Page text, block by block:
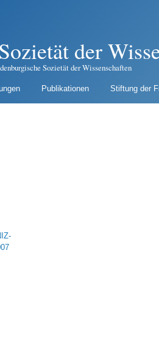
der
Sozietät der Wissenschaften
Publikationen Stiftung der